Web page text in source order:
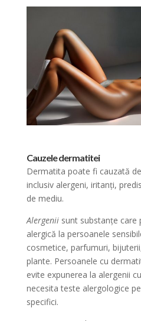
Cauzele dermatitei
Dermatita poate fi cauzată
inclusiv alergeni, iritanți,
de mediu.
Alergeniisunt substanțe care
alergică la persoanele
cosmetice, parfumuri,
plante. Persoanele cu
evite expunerea la alergenii
necesita teste alergologice
specifici.